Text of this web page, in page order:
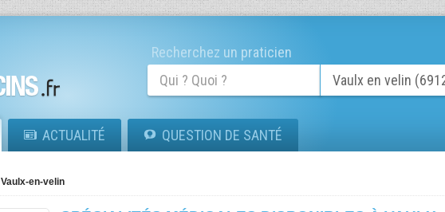
Recherchez un praticien
ACTUALITÉ QUESTION DE SANTÉ
Vaulx-en-velin